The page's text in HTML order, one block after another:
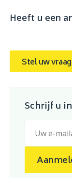
Heeft u een
Stel uw
Schrijf u